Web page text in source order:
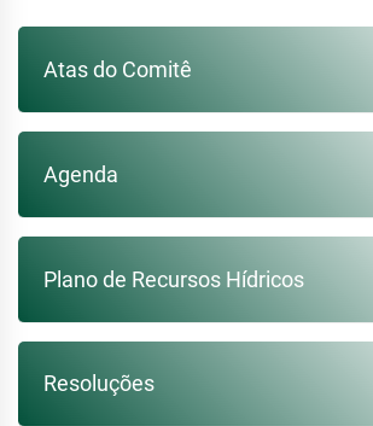
Atas do Comitê
Agenda
Plano de Recursos Hídricos
Resoluções